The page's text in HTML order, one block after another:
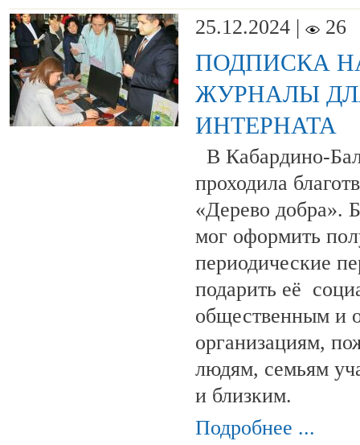
25.12.2024 |
26
ПОДПИСКА
ЖУРНАЛЫ
ИНТЕРНАТА
В Кабардино-
проходила
«Дерево добра».
мог оформить
периодические
подарить её
общественным и
организациям,
людям, семьям
и близким.
Подробнее ...